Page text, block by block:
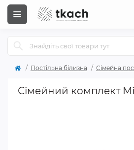
Постільна білизна Сімейна
Сімейний комплект